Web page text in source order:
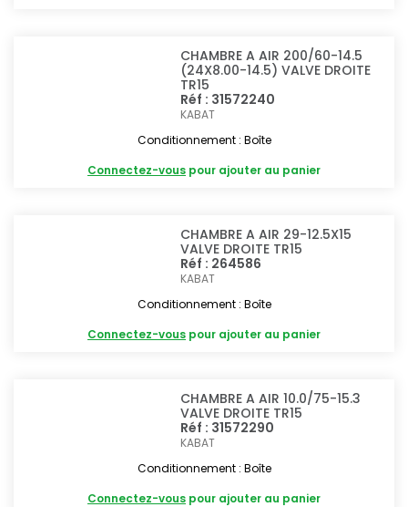
CHAMBRE A AIR 200/60-14.5
(24X8.00-14.5) VALVE DROITE
TR15
Réf : 31572240
KABAT
Conditionnement : Boîte
Connectez-vous pour ajouter au panier
CHAMBRE A AIR 29-12.5X15
VALVE DROITE TR15
Réf : 264586
KABAT
Conditionnement : Boîte
Connectez-vous pour ajouter au panier
CHAMBRE A AIR 10.0/75-15.3
VALVE DROITE TR15
Réf : 31572290
KABAT
Conditionnement : Boîte
Connectez-vous pour ajouter au panier